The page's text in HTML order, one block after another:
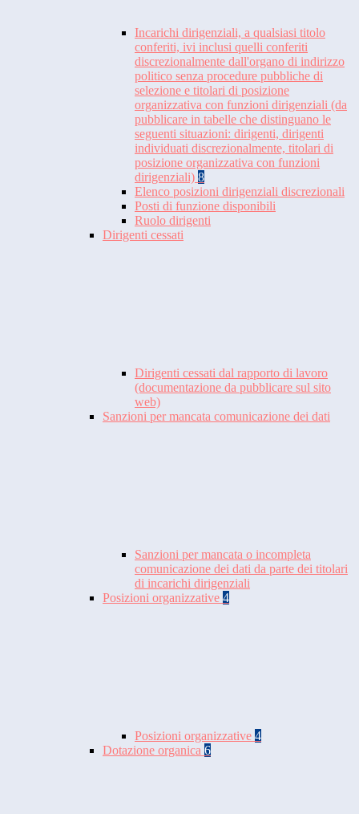
Incarichi dirigenziali, a qualsiasi titolo
conferiti, ivi inclusi quelli conferiti
discrezionalmente dall'organo di indirizzo
politico senza procedure pubbliche di
selezione e titolari di posizione
organizzativa con funzioni dirigenziali (da
pubblicare in tabelle che distinguano le
seguenti situazioni: dirigenti, dirigenti
individuati discrezionalmente, titolari di
posizione organizzativa con funzioni
dirigenziali) 8
Elenco posizioni dirigenziali discrezionali
Posti di funzione disponibili
Ruolo dirigenti
Dirigenti cessati
Dirigenti cessati dal rapporto di lavoro
(documentazione da pubblicare sul sito
web)
Sanzioni per mancata comunicazione dei dati
Sanzioni per mancata o incompleta
comunicazione dei dati da parte dei titolari
di incarichi dirigenziali
Posizioni organizzative 4
Posizioni organizzative 4
Dotazione organica 6